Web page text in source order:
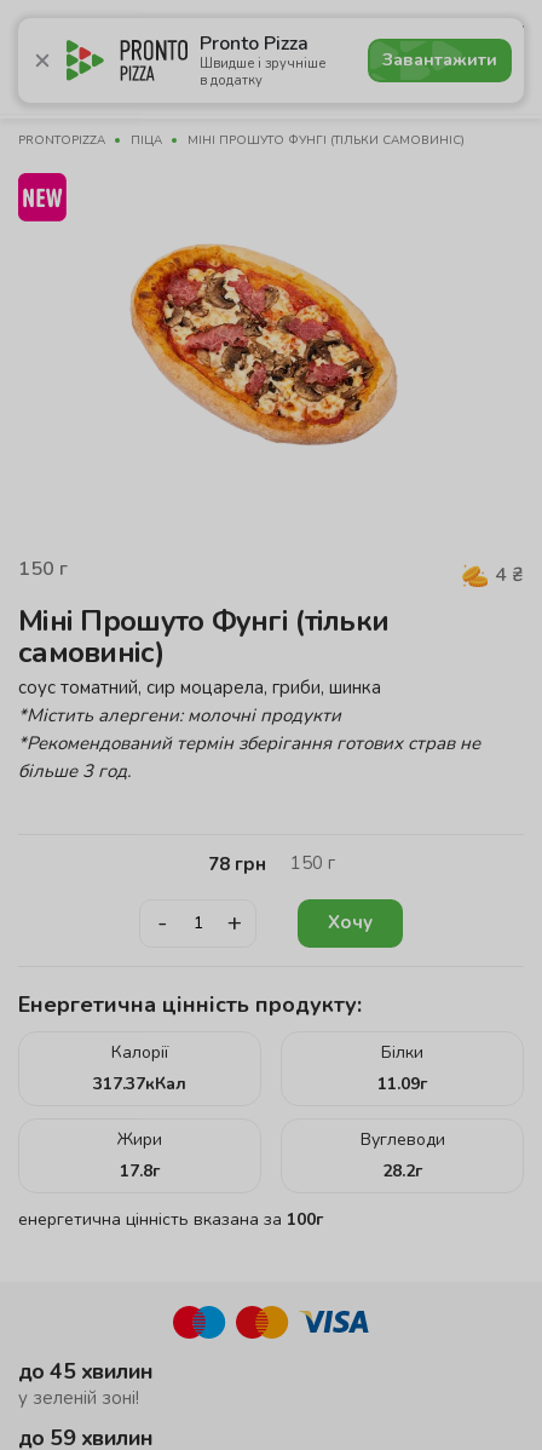
Pronto Pizza
Швидше і зручніше
в додатку
Завантажити
5.0
Акції Піца Суші Сети Напої Пасти
PRONTOPIZZA ПІЦА МІНІ ПРОШУТО ФУНГІ (ТІЛЬКИ САМОВИНІС)
150 г 4 ₴
Міні Прошуто Фунгі (тільки
самовиніс)
соус томатний, сир моцарела, гриби, шинка
*Містить алергени: молочні продукти
*Рекомендований термін зберігання готових страв не
більше 3 год.
78грн 150 г
- + Хочу
Енергетична цінність продукту:
Калорії
317.37кКал
Білки
11.09г
Жири
17.8г
Вуглеводи
28.2г
енергетична цінність вказана за 100г
до 45 хвилин
у зеленій зоні!
до 59 хвилин